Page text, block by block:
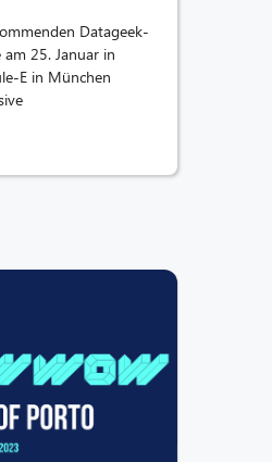
Datageek-
25. Januar in
E in München